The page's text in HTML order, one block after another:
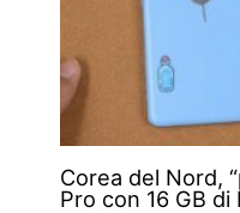
Corea del Nord,
Pro con 16 GB